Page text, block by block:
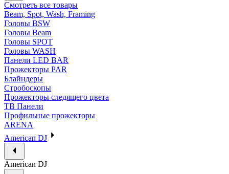
Смотреть все товары
Beam, Spot, Wash, Framing
Головы BSW
Головы Beam
Головы SPOT
Головы WASH
Панели LED BAR
Прожекторы PAR
Блайндеры
Стробоскопы
Прожекторы следящего цвета
ТВ Панели
Профильные прожекторы
ARENA
American DJ
American DJ